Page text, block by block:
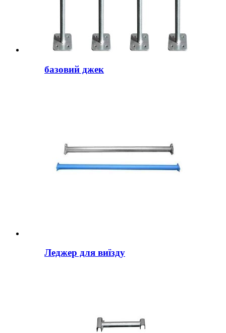
базовий джек
Леджер для виїзду